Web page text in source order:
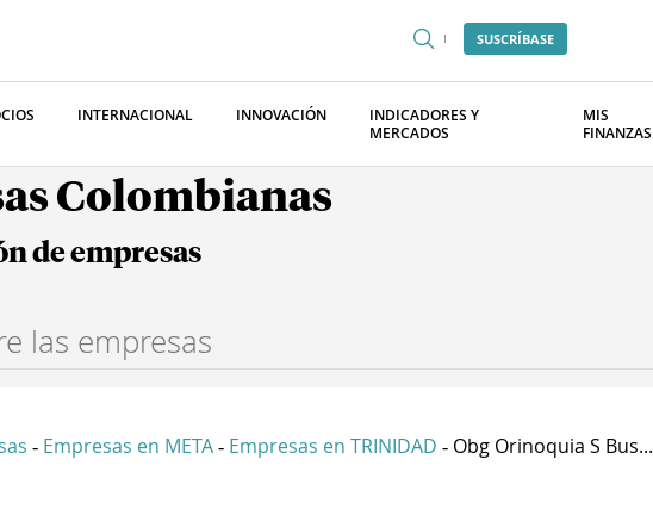
SUSCRÍBASE
INTERNACIONAL INNOVACIÓN
INDICADORES Y
MERCADOS
MIS
FINANZAS
Colombianas
de empresas
- Empresas en META - Empresas en TRINIDAD - Obg Orinoquia S Bus...